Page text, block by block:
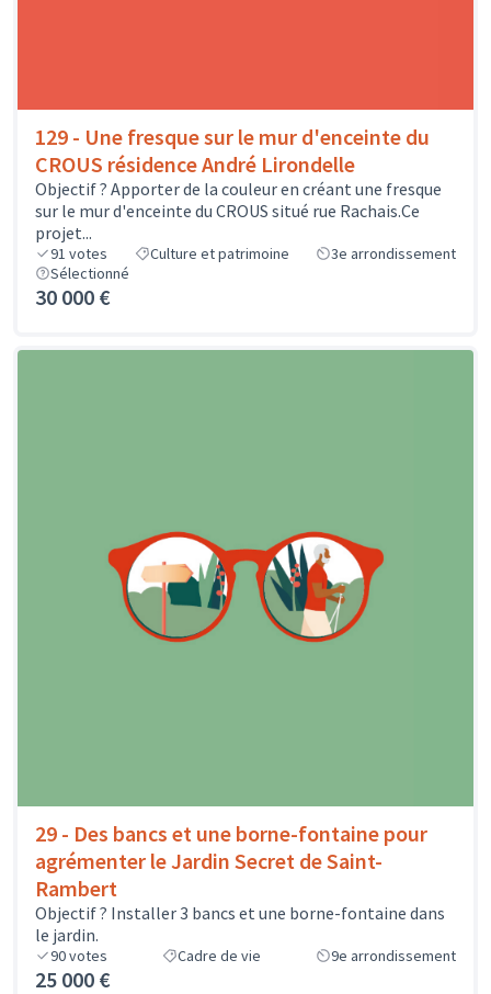
129 - Une fresque sur le mur d'enceinte du
CROUS résidence André Lirondelle
Objectif ? Apporter de la couleur en créant une fresque
sur le mur d'enceinte du CROUS situé rue Rachais.Ce
projet...
91 votes Culture et patrimoine
3e arrondissement
Sélectionné
30 000 €
29 - Des bancs et une borne-fontaine pour
agrémenter le Jardin Secret de Saint-
Rambert
Objectif ? Installer 3 bancs et une borne-fontaine dans
le jardin.
90votes Cadre de vie 9e arrondissement
25 000 €